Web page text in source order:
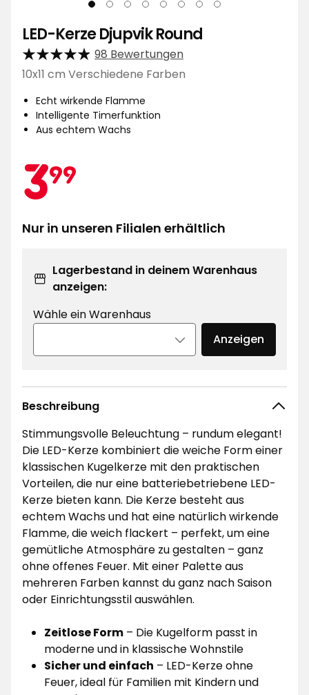
LED-Kerze Djupvik Round
98 Bewertungen
10x11 cm Verschiedene Farben
Echt wirkende Flamme
Intelligente Timerfunktion
Aus echtem Wachs
Aktionspreis
399
€
Nur in unseren Filialen erhältlich
Lagerbestand in deinem Warenhaus
anzeigen:
Wähle ein Warenhaus
Anzeigen
Beschreibung
Stimmungsvolle Beleuchtung – rundum elegant!
Die LED-Kerze kombiniert die weiche Form einer
klassischen Kugelkerze mit den praktischen
Vorteilen, die nur eine batteriebetriebene LED-
Kerze bieten kann. Die Kerze besteht aus
echtem Wachs und hat eine natürlich wirkende
Flamme, die weich flackert – perfekt, um eine
gemütliche Atmosphäre zu gestalten – ganz
ohne offenes Feuer. Mit einer Palette aus
mehreren Farben kannst du ganz nach Saison
oder Einrichtungsstil auswählen.
Zeitlose Form – Die Kugelform passt in
moderne und in klassische Wohnstile
Sicher und einfach – LED-Kerze ohne
Feuer, ideal für Familien mit Kindern und